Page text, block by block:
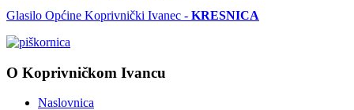
Glasilo Općine Koprivnički Ivanec - KRESNICA
O Koprivničkom Ivancu
Naslovnica